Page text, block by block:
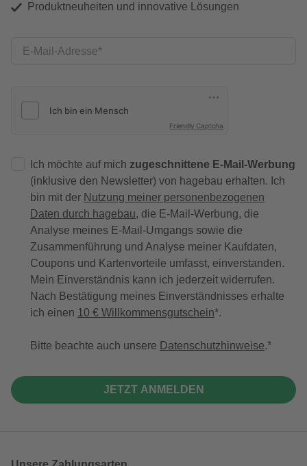
Produktneuheiten und innovative Lösungen
E-Mail-Adresse
Friendly Captcha
Ich möchte auf mich zugeschnittene E-Mail-Werbung
(inklusive den Newsletter) von hagebau erhalten. Ich
bin mit der Nutzung meiner personenbezogenen
Daten durch hagebau, die E-Mail-Werbung, die
Analyse meines E-Mail-Umgangs sowie die
Zusammenführung und Analyse meiner Kaufdaten,
Coupons und Kartenvorteile umfasst, einverstanden.
Mein Einverständnis kann ich jederzeit widerrufen.
Nach Bestätigung meines Einverständnisses erhalte
ich einen 10 € Willkommensgutschein*.
Bitte beachte auch unsere Datenschutzhinweise.
JETZT ANMELDEN